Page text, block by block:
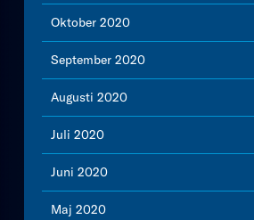
Oktober 2020
September 2020
Augusti 2020
Juli 2020
Juni 2020
Maj 2020